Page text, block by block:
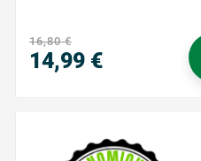
16,80 €
14,99 €